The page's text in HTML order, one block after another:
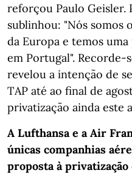
reforçou Paulo Geisler.
sublinhou: "Nós somos
da Europa e temos
em Portugal". Recorde-
revelou a intenção de
TAP até ao final de
privatização ainda este
A Lufthansa e a Air
únicas companhias
proposta à privatização